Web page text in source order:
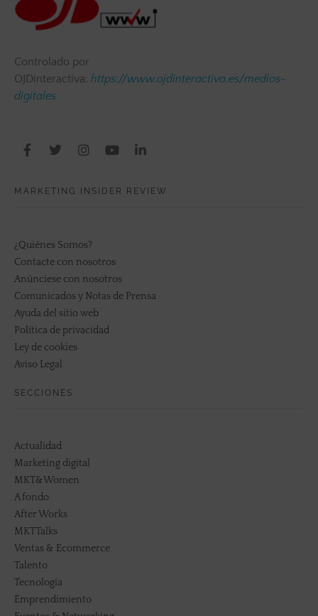
Controlado por
OJDinteractiva: https://www.ojdinteractiva.es/medios-
digitales
MARKETING INSIDER REVIEW
¿Quiénes Somos?
Contacte con nosotros
Anúnciese con nosotros
Comunicados y Notas de Prensa
Ayuda del sitio web
Política de privacidad
Ley de cookies
Aviso Legal
SECCIONES
Actualidad
Marketing digital
MKT&Women
A fondo
After Works
MKTTalks
Ventas & Ecommerce
Talento
Tecnología
Emprendimiento